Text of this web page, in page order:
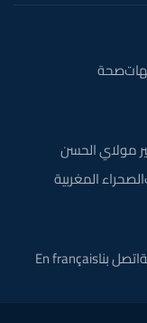
صحة
مولاي الحسن
الصحراء المغربية
اتصل بناEn français